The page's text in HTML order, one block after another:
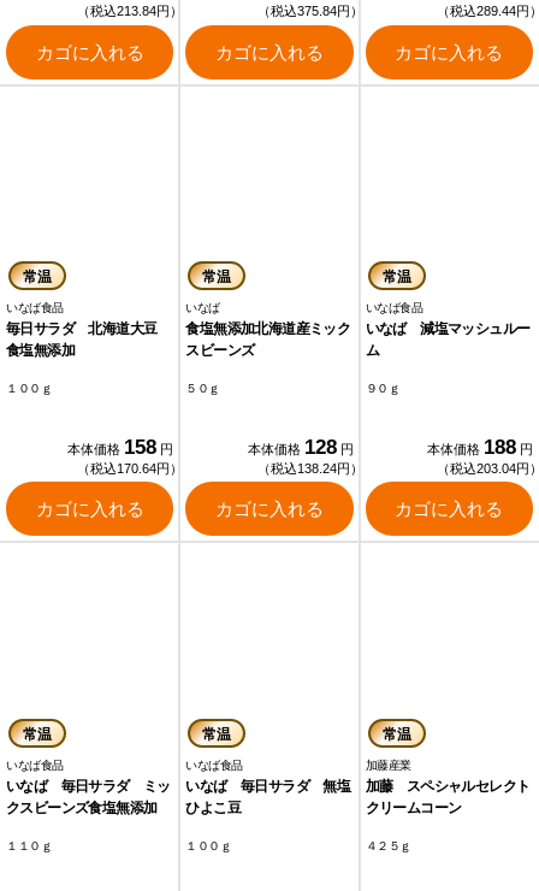
（税込213.84円）
カゴに入れる
（税込375.84円）
カゴに入れる
（税込289.44円
カゴに入れる
常温
いなば食品
毎日サラダ 北海道大豆
食塩無添加
１００ｇ
本体価格 158 円
（税込170.64円）
カゴに入れる
常温
いなば
食塩無添加北海道産ミック
スビーンズ
５０ｇ
本体価格 128 円
（税込138.24円）
カゴに入れる
常温
いなば食品
いなば 減塩マッシュルー
ム
９０ｇ
本体価格 188 円
（税込203.04円
カゴに入れる
常温
いなば食品
いなば 毎日サラダ ミッ
クスビーンズ食塩無添加
１１０ｇ
常温
いなば食品
いなば 毎日サラダ 無塩
ひよこ豆
１００ｇ
常温
加藤産業
加藤 スペシャルセレクト
クリームコーン
４２５ｇ